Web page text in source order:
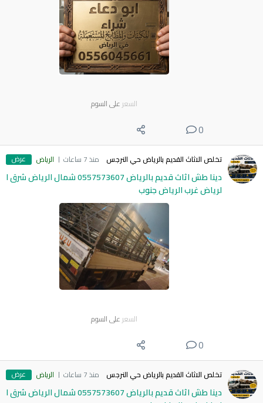
السعر على السوم
0
تخلص الاثاث القديم بالرياض حي النرجس منذ 7 ساعات الرياض عرض
دينا طش اثاث قديم بالرياض 0557573607 شمال الرياض شرق ا
لرياض غرب الرياض جنوب
السعر على السوم
0
تخلص الاثاث القديم بالرياض حي النرجس منذ 7 ساعات الرياض عرض
دينا طش اثاث قديم بالرياض 0557573607 شمال الرياض شرق ا